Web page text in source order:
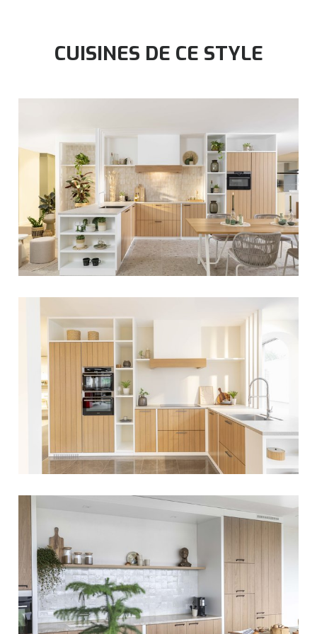
CUISINES DE CE STYLE